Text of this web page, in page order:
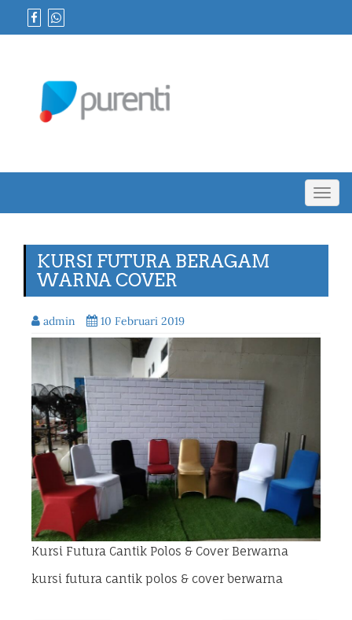
KURSI FUTURA BERAGAM
WARNA COVER
admin 10 Februari 2019
Kursi Futura Cantik Polos & Cover Berwarna
kursi futura cantik polos & cover berwarna